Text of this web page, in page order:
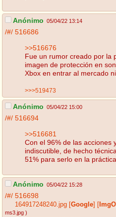
Anónimo 05/04/22 13:14
/#/ 516686
>>516676
Fue un rumor creado por la
imagen de protección en
Xbox en entrar al mercado
>>>519473
Anónimo 05/04/22 15:00
/#/ 516694
>>516681
Con el 96% de las acciones
indiscutible, de hecho
51% para serlo en la práctica.
Anónimo 05/04/22 15:28
/#/ 516698
164917248240.jpg Google
ms3.jpg )